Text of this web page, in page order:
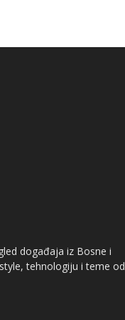
događaja iz Bosne i
tehnologiju i teme od